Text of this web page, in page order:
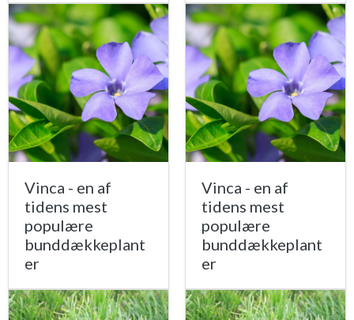
Vinca - en af
tidens mest
populære
bunddækkeplant
er
Vinca - en af
tidens mest
populære
bunddækkeplant
er